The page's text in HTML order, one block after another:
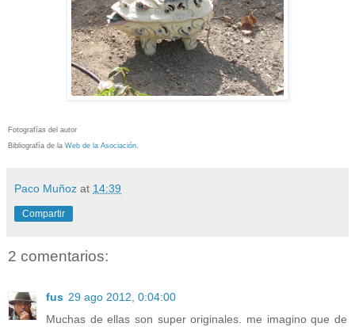
Fotografías del autor
Bibliografía de la Web de la Asociación
Paco Muñoz at 14:39
Compartir
2 comentarios:
fus 29 ago 2012, 0:04:00
Muchas de ellas son super originales. me imagino que de